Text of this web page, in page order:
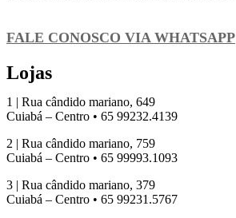
FALE CONOSCO VIA WHATSAPP
Lojas
1 | Rua cândido mariano, 649
Cuiabá – Centro • 65 99232.4139
2 | Rua cândido mariano, 759
Cuiabá – Centro • 65 99993.1093
3 | Rua cândido mariano, 379
Cuiabá – Centro • 65 99231.5767